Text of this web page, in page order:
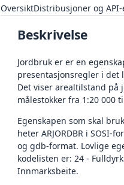
OversiktDistribusjoner og
Beskrivelse
Jordbruk er er en
presentasjonsregler i det
Det viser arealtilstand på
målestokker fra 1:20 000
Egenskapen som skal
heter ARJORDBR i SOSI-
og gdb-format. Lovlige
kodelisten er: 24 -
Innmarksbeite.